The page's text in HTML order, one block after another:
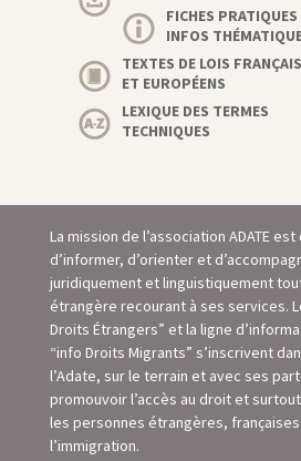
FICHES PRATIQUES
INFOS
TEXTES DE LOIS FRANÇAIS
ET EUROPÉENS
LEXIQUE DES TERMES
TECHNIQUES
La mission de l’association ADATE est
d’informer, d’orienter et
juridiquement et linguistiquement
étrangère recourant à ses services.
Droits Étrangers” et la ligne
“info Droits Migrants” s’inscrivent
l’Adate, sur le terrain et avec ses
promouvoir l’accès au droit et
les personnes étrangères,
l’immigration.